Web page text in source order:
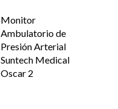
Monitor
Ambulatorio de
Presión Arterial
Suntech Medical
Oscar 2